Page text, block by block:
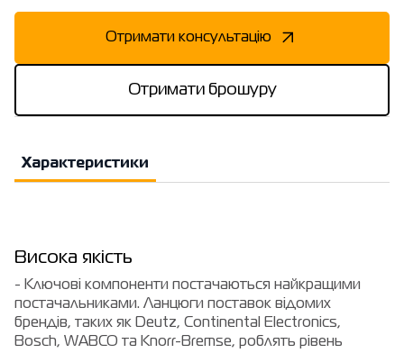
Отримати консультацію
Отримати брошуру
Характеристики
Висока якість
- Ключові компоненти постачаються найкращими
постачальниками. Ланцюги поставок відомих
брендів, таких як Deutz, Continental Electronics,
Bosch, WABCO та Knorr-Bremse, роблять рівень